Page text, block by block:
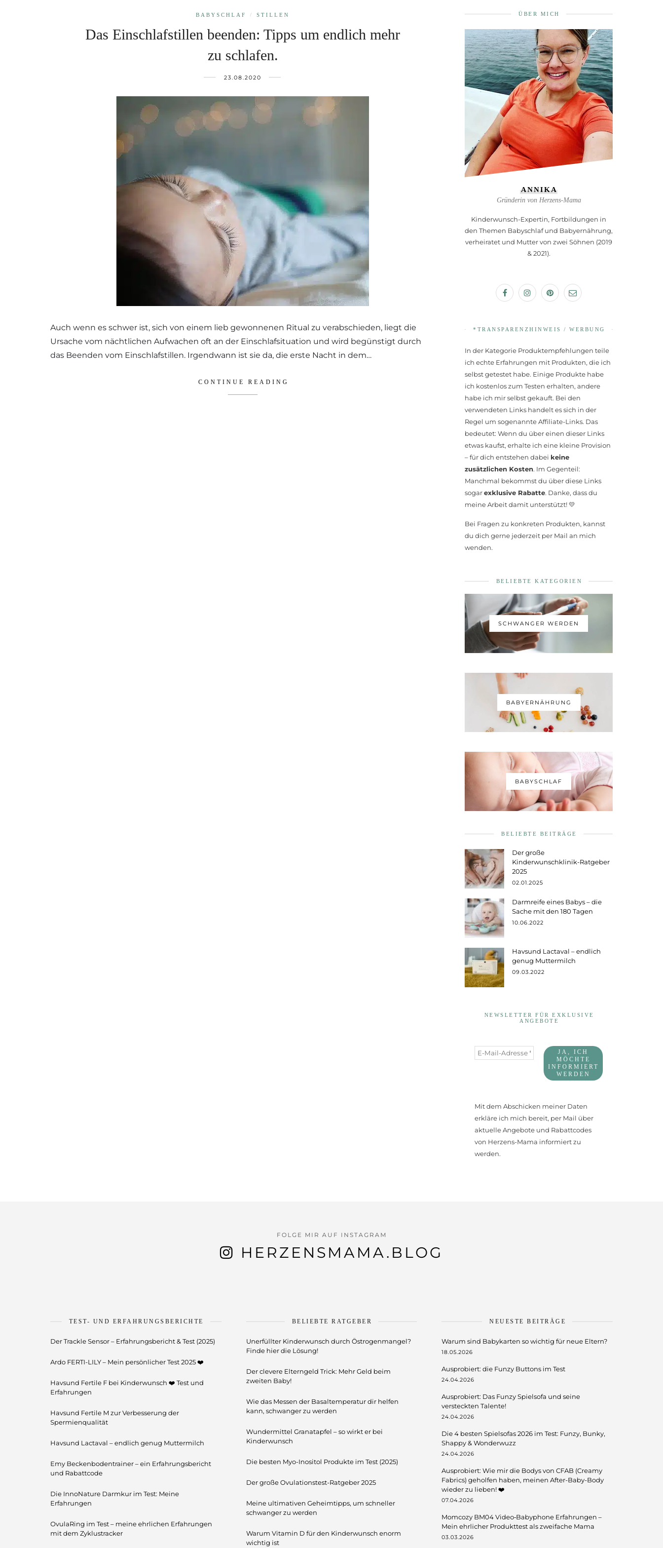
BABYSCHLAF / STILLEN
Das Einschlafstillen beenden: Tipps um endlich mehr
zu schlafen.
23.08.2020
Auch wenn es schwer ist, sich von einem lieb gewonnenen Ritual zu verabschieden, liegt die
Ursache vom nächtlichen Aufwachen oft an der Einschlafsituation und wird begünstigt durch
das Beenden vom Einschlafstillen. Irgendwann ist sie da, die erste Nacht in dem…
CONTINUE READING
ÜBER MICH
ANNIKA
Gründerin von Herzens-Mama
Kinderwunsch-Expertin, Fortbildungen in
den Themen Babyschlaf und Babyernährung,
verheiratet und Mutter von zwei Söhnen (2019
& 2021).
*TRANSPARENZHINWEIS / WERBUNG
In der Kategorie Produktempfehlungen teile
ich echte Erfahrungen mit Produkten, die ich
selbst getestet habe. Einige Produkte habe
ich kostenlos zum Testen erhalten, andere
habe ich mir selbst gekauft. Bei den
verwendeten Links handelt es sich in der
Regel um sogenannte Affiliate-Links. Das
bedeutet: Wenn du über einen dieser Links
etwas kaufst, erhalte ich eine kleine Provision
– für dich entstehen dabei keine
zusätzlichen Kosten. Im Gegenteil:
Manchmal bekommst du über diese Links
sogarexklusive Rabatte. Danke, dass du
meine Arbeit damit unterstützt! 💛
Bei Fragen zu konkreten Produkten, kannst
du dich gerne jederzeit per Mail an mich
wenden.
BELIEBTE KATEGORIEN
SCHWANGER WERDEN
BABYERNÄHRUNG
BABYSCHLAF
BELIEBTE BEITRÄGE
Der große
Kinderwunschklinik-Ratgeber
2025
02.01.2025
Darmreife eines Babys – die
Sache mit den 180 Tagen
10.06.2022
Havsund Lactaval – endlich
genug Muttermilch
09.03.2022
NEWSLETTER FÜR EXKLUSIVE
ANGEBOTE
Mit dem Abschicken meiner Daten
erkläre ich mich bereit, per Mail über
aktuelle Angebote und Rabattcodes
von Herzens-Mama informiert zu
werden.
FOLGE MIR AUF INSTAGRAM
HERZENSMAMA.BLOG
TEST- UND ERFAHRUNGSBERICHTE
Der Trackle Sensor – Erfahrungsbericht & Test (2025)
Ardo FERTI-LILY – Mein persönlicher Test 2025 ❤️
Havsund Fertile F bei Kinderwunsch ❤️ Test und
Erfahrungen
Havsund Fertile M zur Verbesserung der
Spermienqualität
Havsund Lactaval – endlich genug Muttermilch
Emy Beckenbodentrainer – ein Erfahrungsbericht
und Rabattcode
Die InnoNature Darmkur im Test: Meine
Erfahrungen
OvulaRing im Test – meine ehrlichen Erfahrungen
mit dem Zyklustracker
BELIEBTE RATGEBER
Unerfüllter Kinderwunsch durch Östrogenmangel?
Finde hier die Lösung!
Der clevere Elterngeld Trick: Mehr Geld beim
zweiten Baby!
Wie das Messen der Basaltemperatur dir helfen
kann, schwanger zu werden
Wundermittel Granatapfel – so wirkt er bei
Kinderwunsch
Die besten Myo-Inositol Produkte im Test (2025)
Der große Ovulationstest-Ratgeber 2025
Meine ultimativen Geheimtipps, um schneller
schwanger zu werden
Warum Vitamin D für den Kinderwunsch enorm
wichtig ist
NEUESTE BEITRÄGE
Warum sind Babykarten so wichtig für neue Eltern?
18.05.2026
Ausprobiert: die Funzy Buttons im Test
24.04.2026
Ausprobiert: Das Funzy Spielsofa und seine
versteckten Talente!
24.04.2026
Die 4 besten Spielsofas 2026 im Test: Funzy, Bunky,
Shappy & Wonderwuzz
24.04.2026
Ausprobiert: Wie mir die Bodys von CFAB (Creamy
Fabrics) geholfen haben, meinen After-Baby-Body
wieder zu lieben! ❤️
07.04.2026
Momcozy BM04 Video‑Babyphone Erfahrungen –
Mein ehrlicher Produkttest als zweifache Mama
03.03.2026